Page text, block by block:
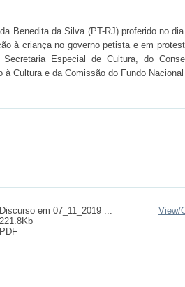
Benedita da Silva (PT-RJ) proferido no
à criança no governo petista e em
Especial de Cultura, do
Cultura e da Comissão do Fundo
Discurso em 07_11_2019 ...
221.8Kb
PDF
View/